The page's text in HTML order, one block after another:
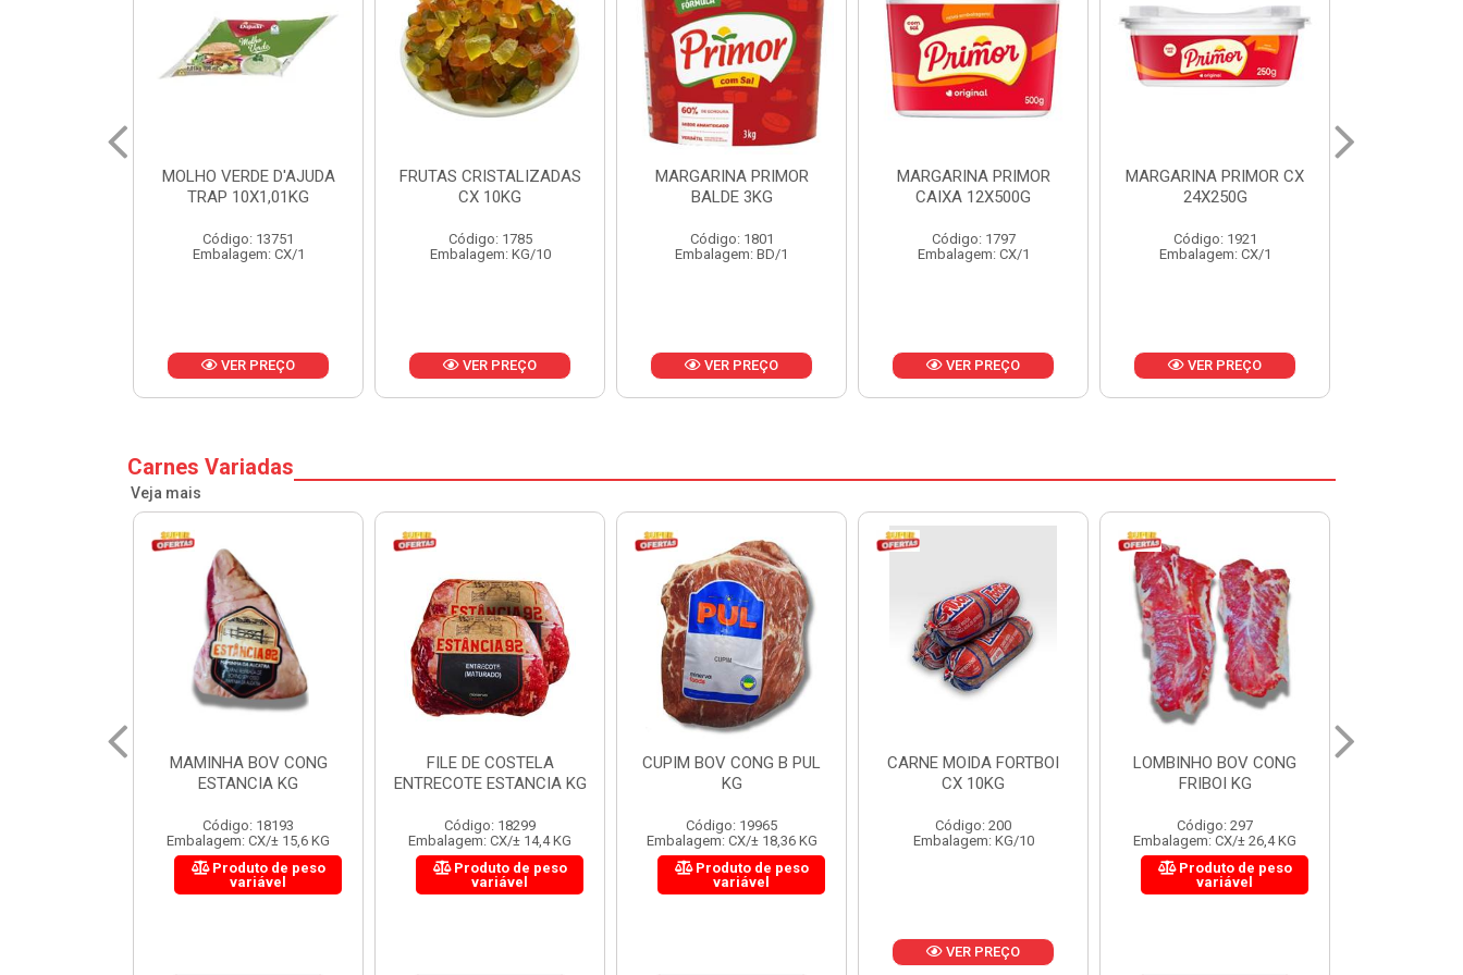
FRUTAS CRISTALIZADAS
CX 10KG
Código: 1785
Embalagem: KG/10
VER PREÇO
MARGARINA PRIMOR
BALDE 3KG
Código: 1801
Embalagem: BD/1
VER PREÇO
MARGARINA PRIMOR
CAIXA 12X500G
Código: 1797
Embalagem: CX/1
VER PREÇO
MARGARINA PRIMOR CX
24X250G
Código: 1921
Embalagem: CX/1
VER PREÇO
MARGARINA DELICIA
CAIXA 24X250G
Código: 6958
Embalagem: CX/1
VER PREÇO
Carnes Variadas
Veja mais
FILE DE COSTELA
ENTRECOTE ESTANCIA KG
Código: 18299
Embalagem: CX/± 14,4 KG
Produto de peso
variável
CUPIM BOV CONG B PUL
KG
Código: 19965
Embalagem: CX/± 18,36 KG
Produto de peso
variável
CARNE MOIDA FORTBOI
CX 10KG
Código: 200
Embalagem: KG/10
LOMBINHO BOV CONG
FRIBOI KG
Código: 297
Embalagem: CX/± 26,4 KG
FIGADO BOV CONG FRIBOI
KG
Código: 222
Embalagem: CX/± 30,12 KG
Produto de peso
variável